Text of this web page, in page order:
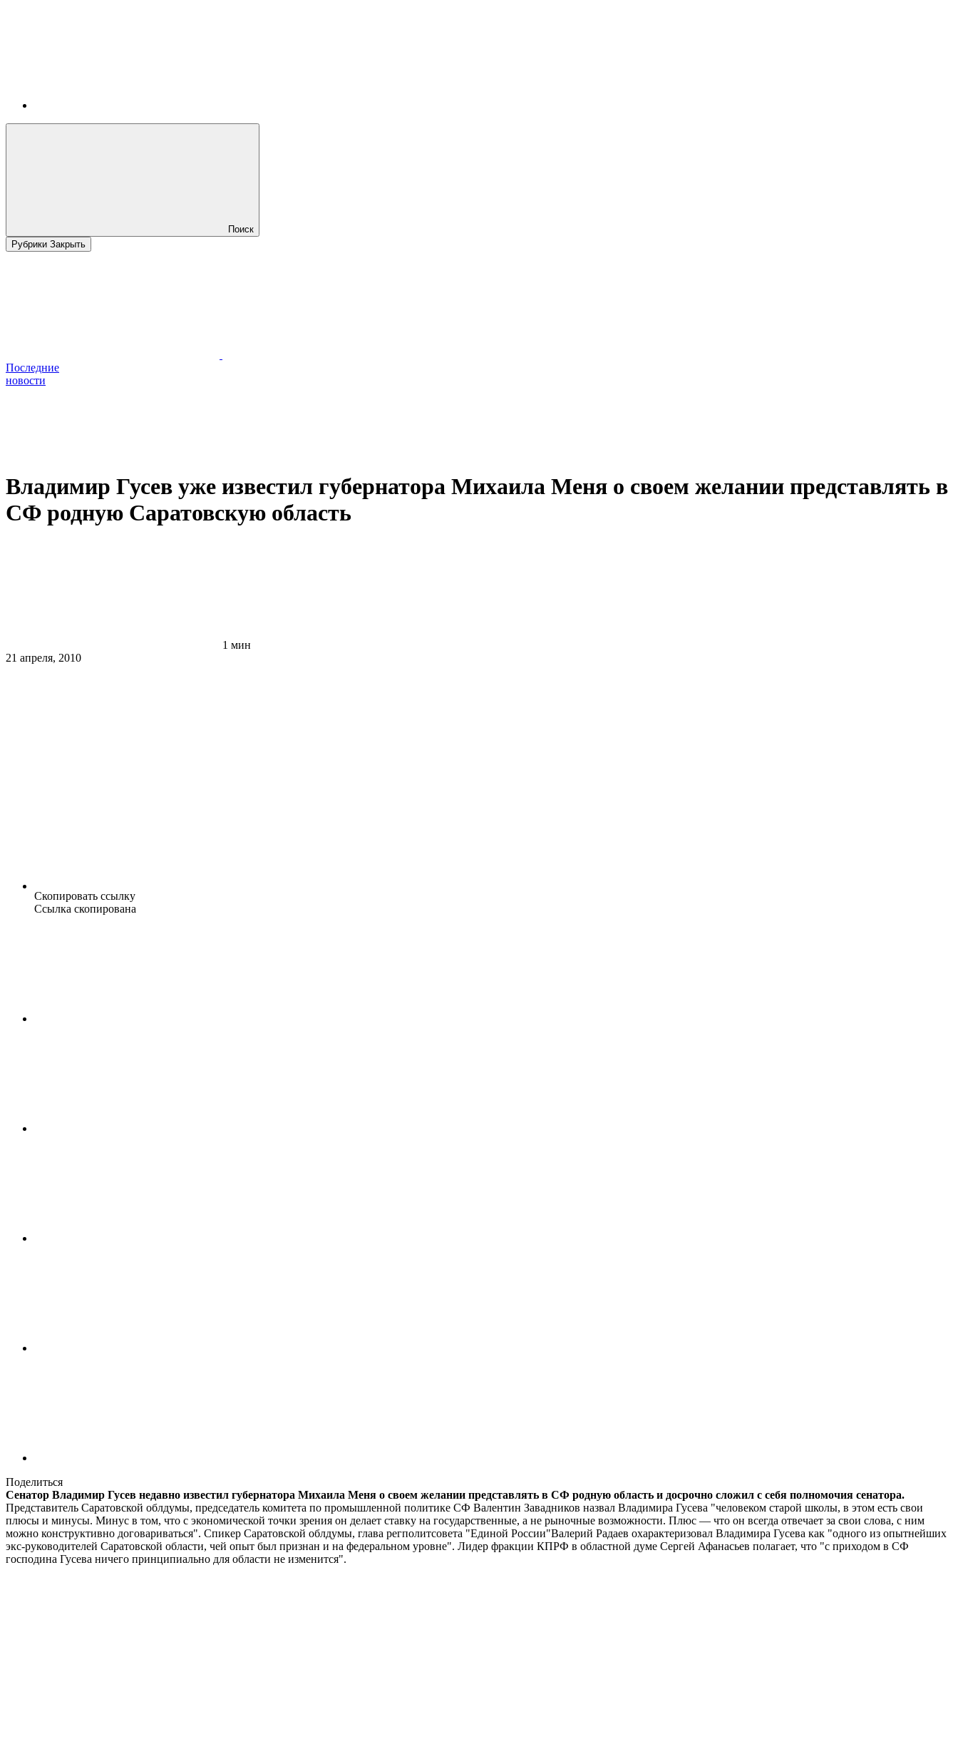
Поиск
Рубрики Закрыть
Последние
новости
Владимир Гусев уже известил губернатора Михаила Меня о своем желании представлять в
СФ родную Саратовскую область
1 мин
21 апреля, 2010
Скопировать ссылку
Ссылка скопирована
Поделиться
Сенатор Владимир Гусев недавно известил губернатора Михаила Меня о своем желании представлять в СФ родную область и досрочно сложил с себя полномочия сенатора.
Представитель Саратовской облдумы, председатель комитета по промышленной политике СФ Валентин Завадников назвал Владимира Гусева "человеком старой школы, в этом есть свои
плюсы и минусы. Минус в том, что с экономической точки зрения он делает ставку на государственные, а не рыночные возможности. Плюс — что он всегда отвечает за свои слова, с ним
можно конструктивно договариваться". Спикер Саратовской облдумы, глава регполитсовета "Единой России"Валерий Радаев охарактеризовал Владимира Гусева как "одного из опытнейших
экс-руководителей Саратовской области, чей опыт был признан и на федеральном уровне". Лидер фракции КПРФ в областной думе Сергей Афанасьев полагает, что "с приходом в СФ
господина Гусева ничего принципиально для области не изменится".